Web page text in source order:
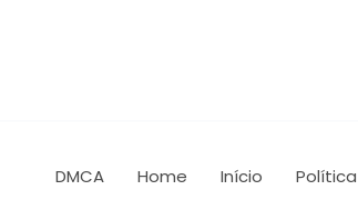
DMCA Home Início